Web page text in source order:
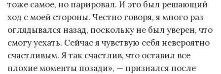
тоже самое, но парировал. И это был решающий
ход с моей стороны. Честно говоря, я много раз
оглядывался назад, поскольку не был уверен, что
смогу уехать. Сейчас я чувствую себя невероятно
счастливым. Я так счастлив, что оставил все
плохие моменты позади», — признался после